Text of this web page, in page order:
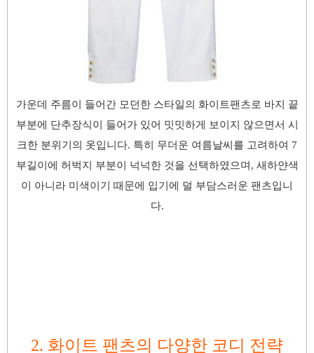
가운데 주름이 들어간 모던한 스타일의 화이트팬츠로 바지 끝
부분에
단추장식이 들어가 있어 밋밋하게 보이지 않으면서 시
크한 분위기의 옷입니다. 특히 무더운 여름날씨를 고려하여 7
부길이에 허벅지 부분이 넉넉한 것을 선 택하였으며, 새하얀색
이 아니라 미색이기 때문에 입기에 덜 부담스러운 팬츠입니
다.
2. 화이트 팬츠의 다양한 코디 전략